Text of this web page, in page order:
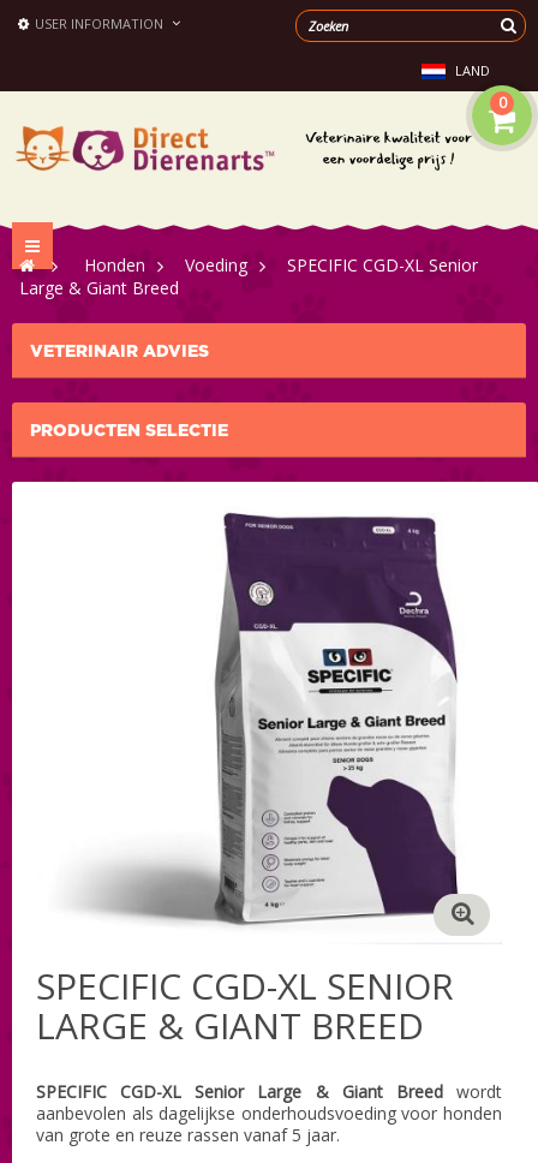
USER INFORMATION
LAND
0
Toggle
navigation
> Honden > Voeding >
SPECIFIC CGD-XL Senior
Large & Giant Breed
VETERINAIR ADVIES
PRODUCTEN SELECTIE
SPECIFIC CGD-XL SENIOR
LARGE & GIANT BREED
SPECIFIC CGD-XL Senior Large & Giant Breedwordt
aanbevolen als dagelijkse onderhoudsvoeding voor honden
van grote en reuze rassen vanaf 5 jaar.